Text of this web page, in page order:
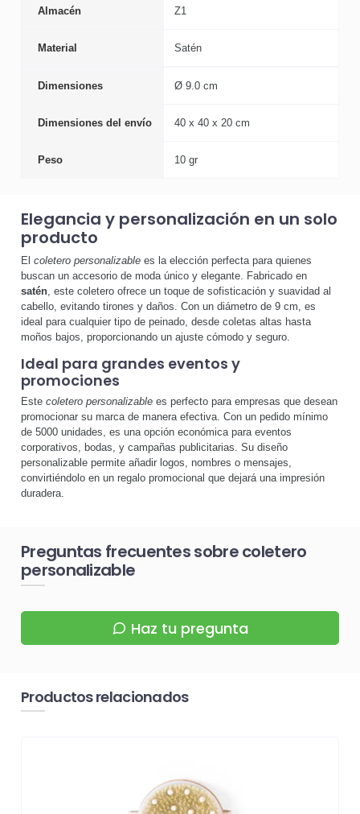
Almacén Z1
Material Satén
Dimensiones Ø 9.0 cm
Dimensiones del envío 40 x 40 x 20 cm
Peso 10 gr
Elegancia y personalización en un solo
producto
El coletero personalizable es la elección perfecta para quienes
buscan un accesorio de moda único y elegante. Fabricado en
satén , este coletero ofrece un toque de sofisticación y suavidad al
cabello, evitando tirones y daños. Con un diámetro de 9 cm, es
ideal para cualquier tipo de peinado, desde coletas altas hasta
moños bajos, proporcionando un ajuste cómodo y seguro.
Ideal para grandes eventos y
promociones
Este coletero personalizable es perfecto para empresas que desean
promocionar su marca de manera efectiva. Con un pedido mínimo
de 5000 unidades, es una opción económica para eventos
corporativos, bodas, y campañas publicitarias. Su diseño
personalizable permite añadir logos, nombres o mensajes,
convirtiéndolo en un regalo promocional que dejará una impresión
duradera.
Preguntas frecuentes sobre coletero
personalizable
Haz tu pregunta
Productos relacionados